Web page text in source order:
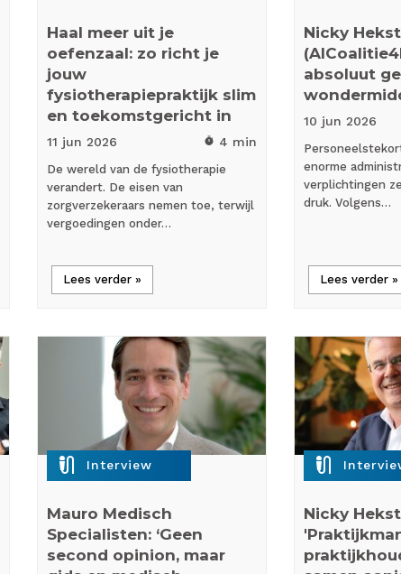
Haal meer uit je
oefenzaal: zo richt je
jouw
fysiotherapiepraktijk slim
en toekomstgericht in
11 jun 2026 timer 4 min
De wereld van de fysiotherapie
verandert. De eisen van
zorgverzekeraars nemen toe, terwijl
vergoedingen onder…
Lees verder »
Nicky
absoluut
10 jun 2026
enorme
verplichtingen
druk. Volgens…
Lees verder »
mic_external_on Interview
Mauro Medisch
Specialisten: ‘Geen
second opinion, maar
mic_external_on
Nicky